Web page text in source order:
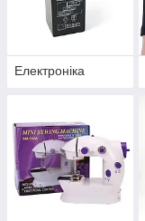
Електроніка